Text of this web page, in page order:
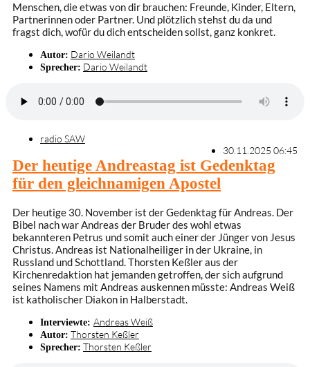
Menschen, die etwas von dir brauchen: Freunde, Kinder, Eltern,
Partnerinnen oder Partner. Und plötzlich stehst du da und
fragst dich, wofür du dich entscheiden sollst, ganz konkret.
Autor: Dario Weilandt
Sprecher: Dario Weilandt
radio SAW
30.11.2025 06:45
Der heutige Andreastag ist Gedenktag
für den gleichnamigen Apostel
Der heutige 30. November ist der Gedenktag für Andreas. Der
Bibel nach war Andreas der Bruder des wohl etwas
bekannteren Petrus und somit auch einer der Jünger von Jesus
Christus. Andreas ist Nationalheiliger in der Ukraine, in
Russland und Schottland. Thorsten Keßler aus der
Kirchenredaktion hat jemanden getroffen, der sich aufgrund
seines Namens mit Andreas auskennen müsste: Andreas Weiß
ist katholischer Diakon in Halberstadt.
Interviewte: Andreas Weiß
Autor: Thorsten Keßler
Sprecher: Thorsten Keßler